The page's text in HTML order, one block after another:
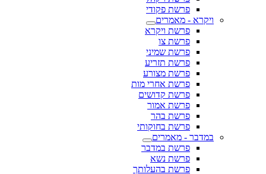
פרשת פקודי
ויקרא - מאמרים
פרשת ויקרא
פרשת צו
פרשת שמיני
פרשת תזריע
פרשת מצורע
פרשת אחרי מות
פרשת קדושים
פרשת אמור
פרשת בהר
פרשת בחוקותי
במדבר - מאמרים
פרשת במדבר
פרשת נשא
פרשת בהעלותך